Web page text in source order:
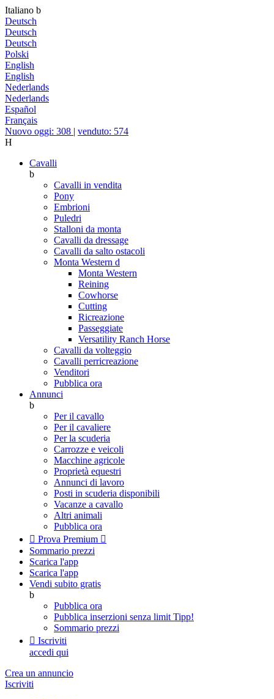
Italiano b
Deutsch
Deutsch
Deutsch
Polski
English
English
Nederlands
Nederlands
Español
Français
Nuovo oggi: 308 | venduto: 574
H
Cavalli
b
Cavalli in vendita
Pony
Embrioni
Puledri
Stalloni da monta
Cavalli da dressage
Cavalli da salto ostacoli
Monta Western d
Monta Western
Reining
Cowhorse
Cutting
Ricreazione
Passeggiate
Versatility Ranch Horse
Cavalli da volteggio
Cavalli perricreazione
Venditori
Pubblica ora
Annunci
b
Per il cavallo
Per il cavaliere
Per la scuderia
Carrozze e veicoli
Macchine agricole
Proprietà equestri
Annunci di lavoro
Posti in scuderia disponibili
Vacanze a cavallo
Altri animali
Pubblica ora
 Prova Premium 
Sommario prezzi
Scarica l'app
Scarica l'app
Vendi subito gratis
b
Pubblica ora
Pubblica inserzioni senza limit Tipp!
Sommario prezzi
 Iscriviti
accedi qui
Crea un annuncio
Iscriviti